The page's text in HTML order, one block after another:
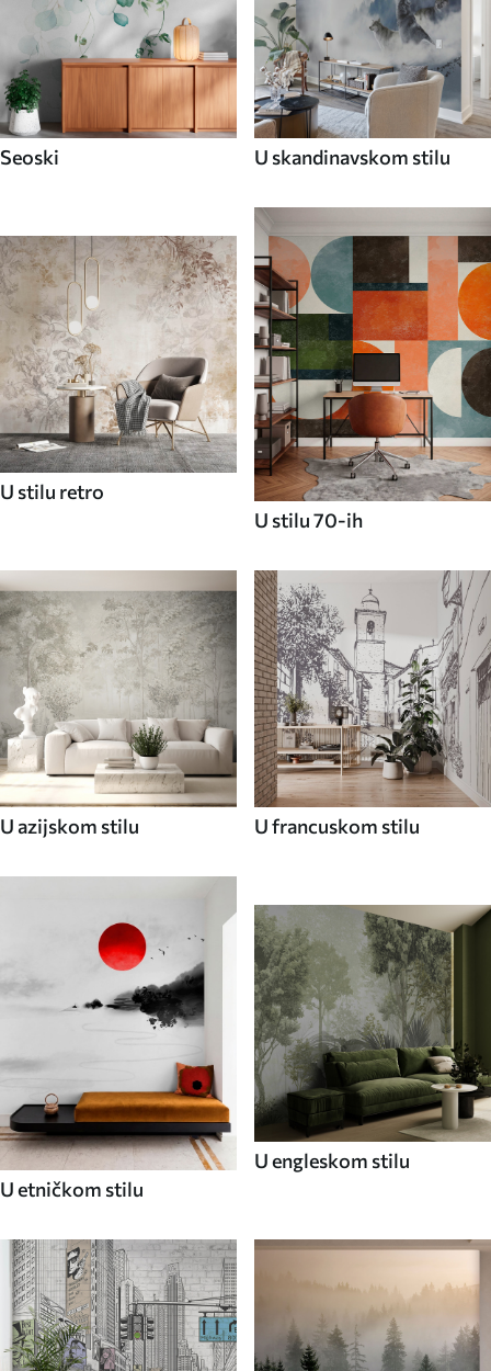
Seoski U skandinavskom stilu
U stilu retro
U stilu 70-ih
U azijskom stilu U francuskom stilu
U etničkom stilu
U engleskom stilu